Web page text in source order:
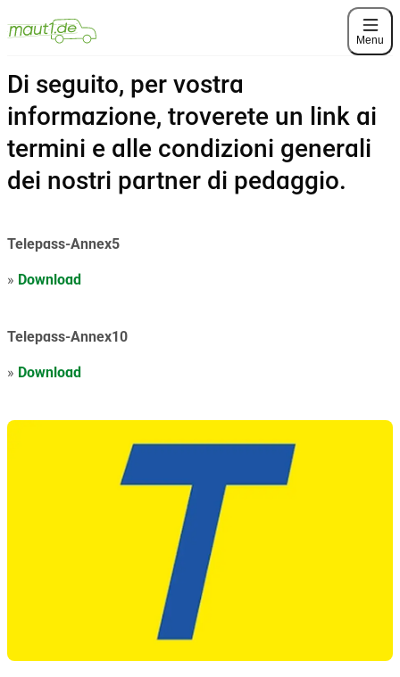
Menu
Di seguito, per vostra
informazione, troverete un link ai
termini e alle condizioni generali
dei nostri partner di pedaggio.
Telepass-Annex5
» Download
Telepass-Annex10
» Download